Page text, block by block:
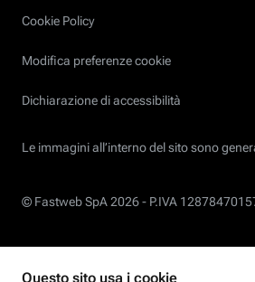
Cookie Policy
Modifica preferenze cookie
Dichiarazione di accessibilità
Le immagini all’interno del sito sono
© Fastweb SpA 2026 - P.IVA